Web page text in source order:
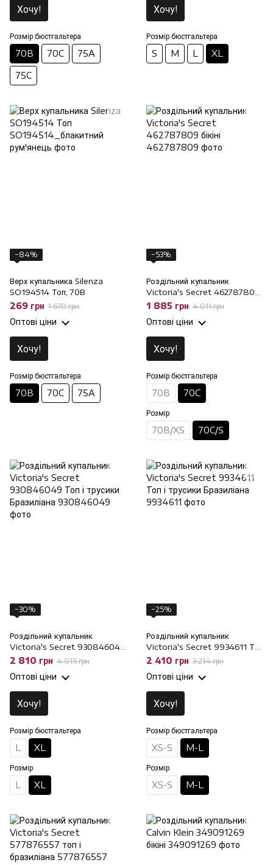
Хочу!
Розмір бюстгальтера
70B 70C 75A
75C
Хочу!
Розмір бюстгальтера
S M L XL
−84%
Верх купальника Silenza
SO194514 Топ, 70B
269 грн 1 670 грн
Оптові ціни
Хочу!
Розмір бюстгальтера
70B 70C 75A
−53%
Роздільний купальник
Victoria's Secret 462787809
бікіні, 70C/S, 70C
1 885 грн 4 011 грн
Оптові ціни
Хочу!
Розмір бюстгальтера
70B 70C
Розмір
70B/XS 70C/S
−30%
Роздільний купальник
Victoria's Secret 930846049
Топ і трусики Бразиліана, XL,
2 810 грн 4 015 грн
Оптові ціни
Хочу!
Розмір бюстгальтера
L XL
Розмір
L XL
−25%
Роздільний купальник
Victoria's Secret 9934611 Топ
і трусики Бразиліана, M-L, M-
2 410 грн 3 214 грн
Оптові ціни
Хочу!
Розмір бюстгальтера
XS-S M-L
Розмір
XS-S M-L